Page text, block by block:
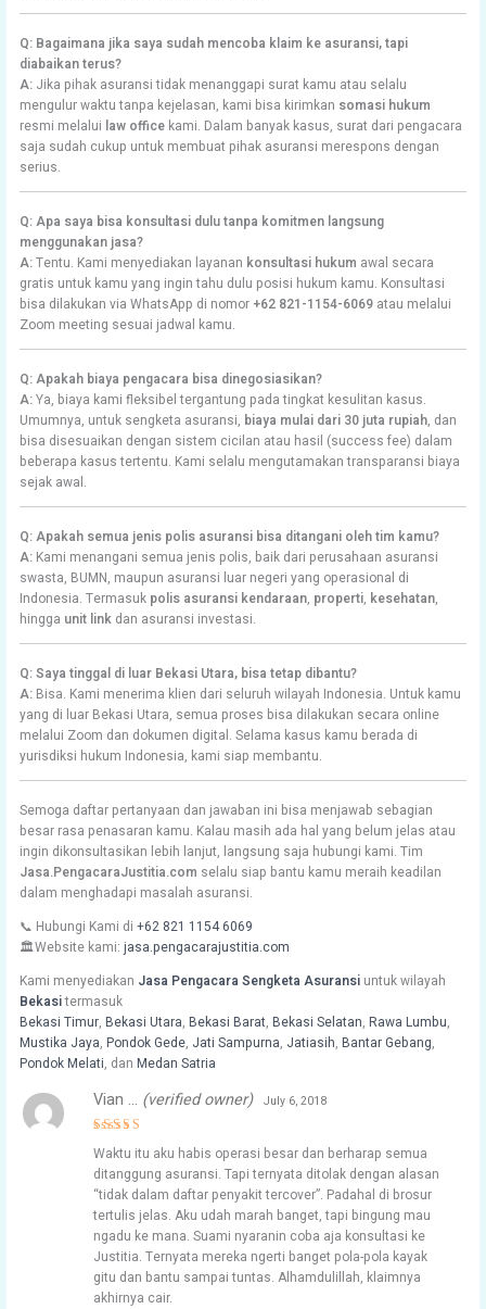
Q: Bagaimana jika saya sudah mencoba klaim ke asuransi, tapi
diabaikan terus?
A: Jika pihak asuransi tidak menanggapi surat kamu atau selalu
mengulur waktu tanpa kejelasan, kami bisa kirimkan somasi hukum
resmi melalui law office kami. Dalam banyak kasus, surat dari pengacara
saja sudah cukup untuk membuat pihak asuransi merespons dengan
serius.
Q: Apa saya bisa konsultasi dulu tanpa komitmen langsung
menggunakan jasa?
A:Tentu. Kami menyediakan layanan konsultasi hukum awal secara
gratis untuk kamu yang ingin tahu dulu posisi hukum kamu. Konsultasi
bisa dilakukan via WhatsApp di nomor+62 821-1154-6069 atau melalui
Zoom meeting sesuai jadwal kamu.
Q: Apakah biaya pengacara bisa dinegosiasikan?
A:Ya, biaya kami fleksibel tergantung pada tingkat kesulitan kasus.
Umumnya, untuk sengketa asuransi, biaya mulai dari 30 juta rupiah, dan
bisa disesuaikan dengan sistem cicilan atau hasil (success fee) dalam
beberapa kasus tertentu. Kami selalu mengutamakan transparansi biaya
sejak awal.
Q: Apakah semua jenis polis asuransi bisa ditangani oleh tim kamu?
A: Kami menangani semua jenis polis, baik dari perusahaan asuransi
swasta, BUMN, maupun asuransi luar negeri yang operasional di
Indonesia. Termasuk polis asuransi kendaraan, properti, kesehatan,
hingga unit link dan asuransi investasi.
Q: Saya tinggal di luar Bekasi Utara, bisa tetap dibantu?
A: Bisa. Kami menerima klien dari seluruh wilayah Indonesia. Untuk kamu
yang di luar Bekasi Utara, semua proses bisa dilakukan secara online
melalui Zoom dan dokumen digital. Selama kasus kamu berada di
yurisdiksi hukum Indonesia, kami siap membantu.
Semoga daftar pertanyaan dan jawaban ini bisa menjawab sebagian
besar rasa penasaran kamu. Kalau masih ada hal yang belum jelas atau
ingin dikonsultasikan lebih lanjut, langsung saja hubungi kami. Tim
Jasa.PengacaraJustitia.com selalu siap bantu kamu meraih keadilan
dalam menghadapi masalah asuransi.
📞 Hubungi Kami di+62 821 1154 6069
🏛️Website kami:jasa.pengacarajustitia.com
Kami menyediakan Jasa Pengacara Sengketa Asuransi untuk wilayah
Bekasitermasuk
Bekasi Timur,Bekasi Utara,Bekasi Barat,Bekasi Selatan,Rawa Lumbu,
Mustika Jaya,Pondok Gede, Jati Sampurna, Jatiasih,Bantar Gebang,
Pondok Melati, danMedan Satria
out of 5
Vian … (verified owner) July 6, 2018
Waktu itu aku habis operasi besar dan berharap semua
ditanggung asuransi. Tapi ternyata ditolak dengan alasan
“tidak dalam daftar penyakit tercover”. Padahal di brosur
tertulis jelas. Aku udah marah banget, tapi bingung mau
ngadu ke mana. Suami nyaranin coba aja konsultasi ke
Justitia. Ternyata mereka ngerti banget pola-pola kayak
gitu dan bantu sampai tuntas. Alhamdulillah, klaimnya
akhirnya cair.